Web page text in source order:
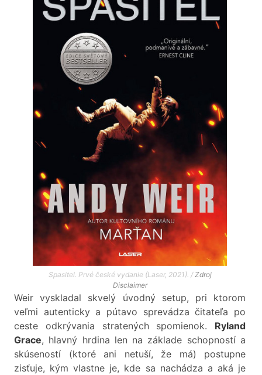
Spasitel. Prvé české vydanie (Laser, 2021). /Zdroj
Disclaimer
Weir vyskladal skvelý úvodný setup, pri ktorom
veľmi autenticky a pútavo sprevádza čitateľa po
ceste odkrývania stratených spomienok. Ryland
Grace, hlavný hrdina len na základe schopností a
skúseností (ktoré ani netuší, že má) postupne
zisťuje, kým vlastne je, kde sa nachádza a aká je